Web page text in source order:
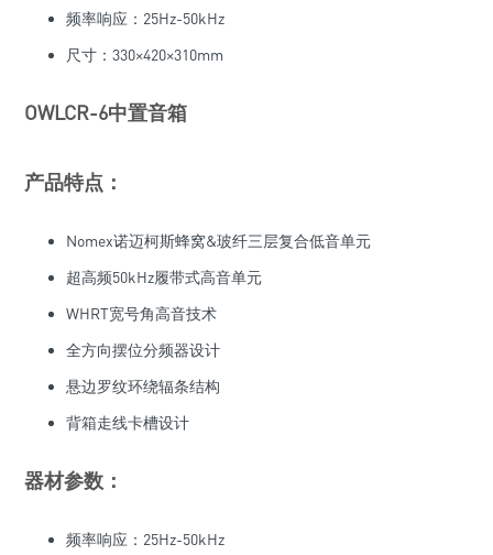
频率响应：25Hz-50kHz
尺寸：330×420×310mm
OWLCR-6中置音箱
产品特点：
Nomex诺迈柯斯蜂窝&玻纤三层复合低音单元
超高频50kHz履带式高音单元
WHRT宽号角高音技术
全方向摆位分频器设计
悬边罗纹环绕辐条结构
背箱走线卡槽设计
器材参数：
频率响应：25Hz-50kHz